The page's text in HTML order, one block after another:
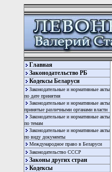
Главная
Законодательство РБ
Кодексы Беларуси
Законодательные и нормативные акты
по дате принятия
Законодательные и нормативные акты
принятые различными органами власти
Законодательные и нормативные акты
по темам
Законодательные и нормативные акты
по виду документы
Международное право в Беларуси
Законодательство СССР
Законы других стран
Кодексы